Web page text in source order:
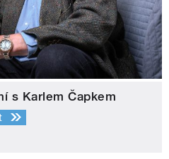
s Karlem Čapkem